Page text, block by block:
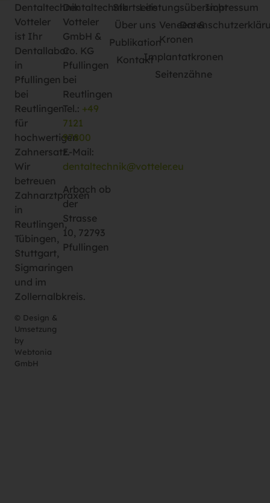
Dentaltechnik
Votteler
ist Ihr
Dentallabor
in
Pfullingen
bei
Reutlingen
für
hochwertigen
Zahnersatz.
Wir
betreuen
Zahnarztpraxen
in
Reutlingen,
Tübingen,
Stuttgart,
Sigmaringen
und im
Zollernalbkreis.
© Design &
Umsetzung
by
Webtonia
GmbH
Dentaltechnik
Votteler
GmbH &
Co. KG
Pfullingen
bei
Reutlingen
Tel.: +49
7121
97800
E-Mail:
dentaltechnik@votteler.eu
Arbach ob
der
Strasse
10, 72793
Pfullingen
Startseite
Über uns
Publikation
Kontakt
Leistungsübersicht
Veneers &
Kronen
Implantatkronen
Seitenzähne
Impressum